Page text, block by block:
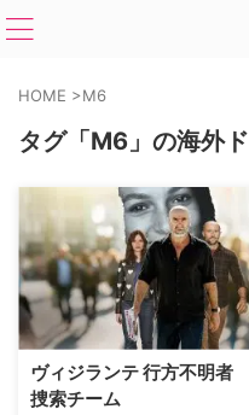
HOME >M6
タグ「M6」の海外
ヴィジランテ 行方不明者
捜索チーム